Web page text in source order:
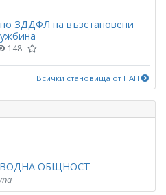
ЗДДФЛ на възстановени
148
Всички становища от НАП
ОБЩНОСТ